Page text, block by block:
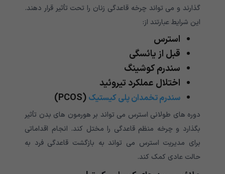
گذارند و می تواند چرخه قاعدگی زنان را تحت تأثیر قرار دهند.
این شرایط عبارتند از:
استرس
قبل از یائسگی
سندرم کوشینگ
اختلال عملکرد تیروئید
سندرم تخمدان پلی کیستیک (PCOS)
دوره های طولانی استرس می تواند بر هورمون های بدن تأثیر
بگذارد و چرخه منظم قاعدگی را مختل کند. انجام اقداماتی
برای مدیریت استرس می تواند به بازگشت قاعدگی فرد به
حالت عادی کمک کند.